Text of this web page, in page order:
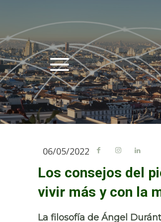
06/05/2022
Los consejos del
vivir más y con la
La filosofía de Ángel